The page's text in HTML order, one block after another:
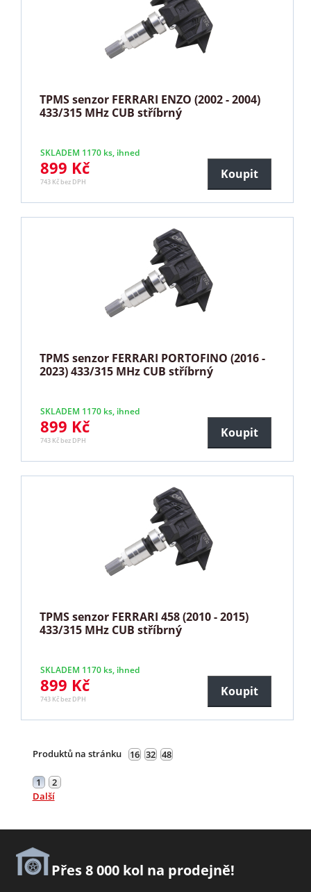
TPMS senzor FERRARI ENZO (2002 - 2004)
433/315 MHz CUB stříbrný
SKLADEM 1170 ks, ihned
899 Kč
743 Kč bez DPH
Koupit
TPMS senzor FERRARI PORTOFINO (2016 -
2023) 433/315 MHz CUB stříbrný
SKLADEM 1170 ks, ihned
899 Kč
743 Kč bez DPH
Koupit
TPMS senzor FERRARI 458 (2010 - 2015)
433/315 MHz CUB stříbrný
SKLADEM 1170 ks, ihned
899 Kč
743 Kč bez DPH
Koupit
Produktů na stránku 16 32 48
1
2
Další
Přes 8 000 kol na prodejně!